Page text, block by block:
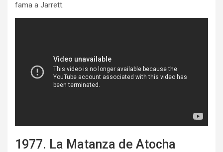
fama a Jarrett.
1977. La Matanza de Atocha